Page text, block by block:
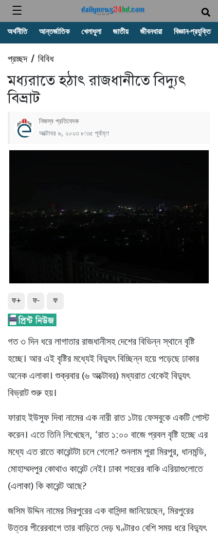
অর্থনীতি আন্তর্জাতিক খেলাধুলা জাতীয় জীবনধারা বিজ্ঞান-প্রযুক্তি
প্রচ্ছদ/ বিবিধ
মধ্যরাতে হঠাৎ রাজধানীতে বিদ্যুৎ
বিভ্রাট
নিজস্ব প্রতিবেদক
অক্টোবর ৬, ২০২৩ ৮:৩৫ পূর্বাহ্ণ
ফ+ ফ- ফ
গত ৩ দিন ধরে লাগাতার রাজধানীসহ দেশের বিভিন্ন স্থানে বৃষ্টি
হচ্ছে। আর এই বৃষ্টির মধ্যেই বিদ্যুৎ বিচ্ছিন্ন হয়ে পড়েছে ঢাকার
অনেক এলাকা। শুক্রবার (৬ অক্টোবর) মধ্যরাত থেকেই বিদ্যুৎ
বিভ্রাট শুরু হয়।
ফারাহ ইউসুফ দিবা নামের এক নারী রাত ১টায় ফেসবুকে একটি পোস্ট
করেন। এতে তিনি লিখেছেন, ‘রাত ১:০০ বাজে প্রবল বৃষ্টি হচ্ছে এর
মধ্যে এত রাতে কারেন্টটা চলে গেলো? শুনলাম পুরা মিরপুর, ধানমন্ডি,
মোহাম্মদপুর কোথাও কারেন্ট নেই। ঢাকা শহরের বাকি এরিয়াগুলোতে
(এলাকা) কি কারেন্ট আছে?
জসিম উদ্দিন নামের মিরপুরের এক বাসিন্দা জানিয়েছেন, মিরপুরের
উত্তর পীরেরবাগে তার বাড়িতে দেড় ঘণ্টারও বেশি সময় ধরে বিদ্যুৎ